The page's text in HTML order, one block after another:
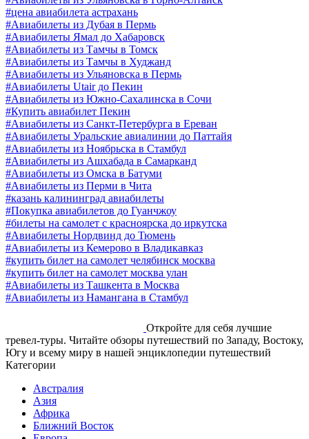
#цена авиабилета астрахань
#Авиабилеты из Дубая в Пермь
#Авиабилеты Ямал до Хабаровск
#Авиабилеты из Тамчы в Томск
#Авиабилеты из Тамчы в Худжанд
#Авиабилеты из Ульяновска в Пермь
#Авиабилеты Utair до Пекин
#Авиабилеты из Южно-Сахалинска в Сочи
#Купить авиабилет Пекин
#Авиабилеты из Санкт-Петербурга в Ереван
#Авиабилеты Уральские авиалинии до Паттайя
#Авиабилеты из Ноябрьска в Стамбул
#Авиабилеты из Ашхабада в Самарканд
#Авиабилеты из Омска в Батуми
#Авиабилеты из Перми в Чита
#казань калининград авиабилеты
#Покупка авиабилетов до Гуанчжоу
#билеты на самолет с красноярска до иркутска
#Авиабилеты Нордвинд до Тюмень
#Авиабилеты из Кемерово в Владикавказ
#купить билет на самолет челябинск москва
#купить билет на самолет москва улан
#Авиабилеты из Ташкента в Москва
#Авиабилеты из Намангана в Стамбул
Откройте для себя лучшие
тревел-туры. Читайте обзоры путешествий по Западу, Востоку,
Югу и всему миру в нашей энциклопедии путешествий
Категории
Австралия
Азия
Африка
Ближний Восток